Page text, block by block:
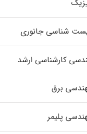
شناسی جانوری
کارشناسی ارشد
برق
پلیمر